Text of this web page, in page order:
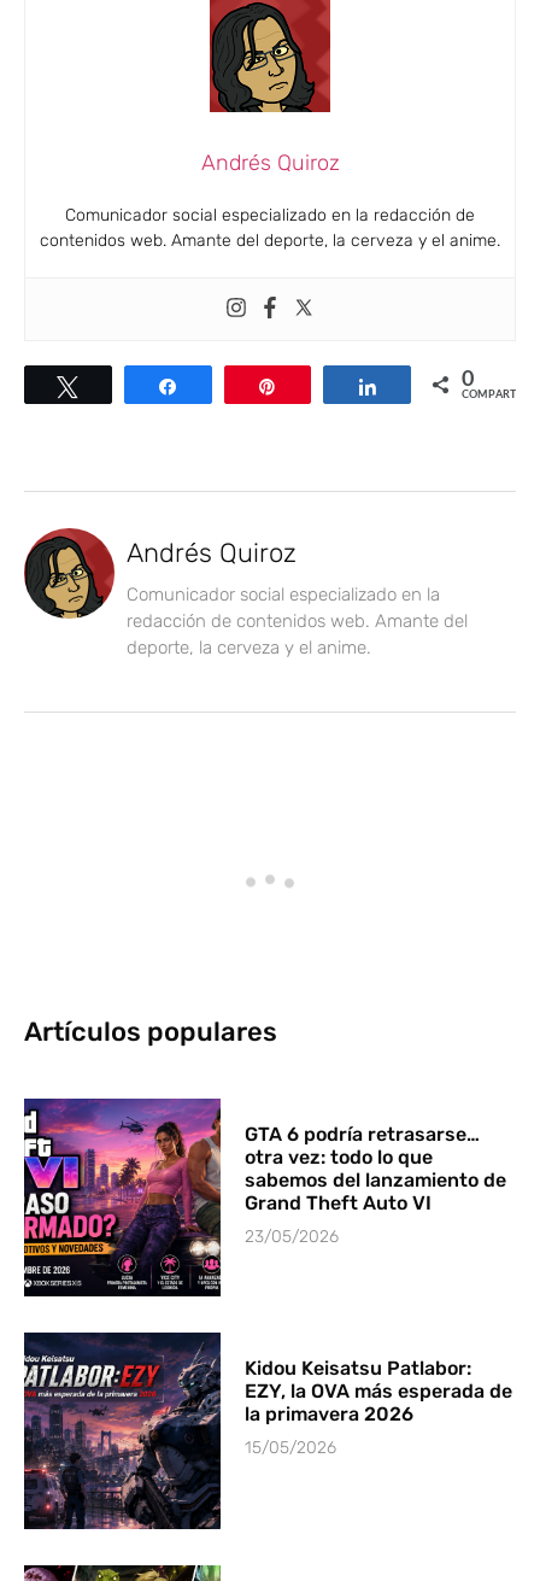
Andrés Quiroz
Comunicador social especializado en la redacción de
contenidos web. Amante del deporte, la cerveza y el anime.
Compartir Compartir0
COMPARTIR
Andrés Quiroz
Comunicador social especializado en la
redacción de contenidos web. Amante del
deporte, la cerveza y el anime.
Artículos populares
GTA 6 podría retrasarse…
otra vez: todo lo que
sabemos del lanzamiento de
Grand Theft Auto VI
23/05/2026
Kidou Keisatsu Patlabor:
EZY, la OVA más esperada de
la primavera 2026
15/05/2026